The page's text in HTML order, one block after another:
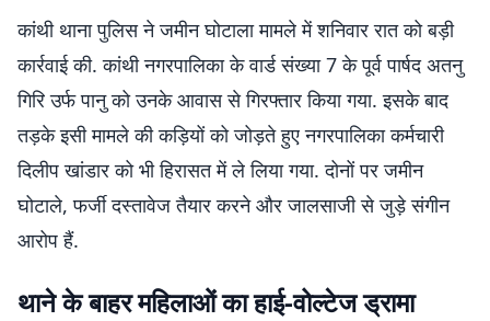
कांथी थाना पुलिस ने जमीन घोटाला मामले में शनिवार रात को बड़ी
कार्रवाई की. कांथी नगरपालिका के वार्ड संख्या 7 के पूर्व पार्षद अतनु
गिरि उर्फ पानु को उनके आवास से गिरफ्तार किया गया. इसके बाद
तड़के इसी मामले की कड़ियों को जोड़ते हुए नगरपालिका कर्मचारी
दिलीप खांडार को भी हिरासत में ले लिया गया. दोनों पर जमीन
घोटाले, फर्जी दस्तावेज तैयार करने और जालसाजी से जुड़े संगीन
आरोप हैं.
थाने के बाहर महिलाओं का हाई-वोल्टेज ड्रामा